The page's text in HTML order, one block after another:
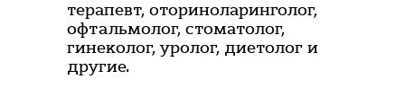
терапевт, оториноларинголог,
офтальмолог, стоматолог,
гинеколог, уролог, диетолог и
другие.